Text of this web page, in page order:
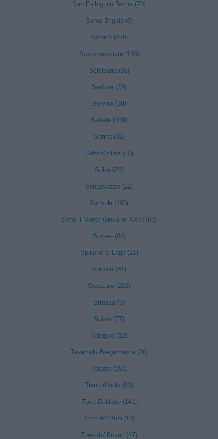
San Pellegrino Terme (73)
Santa Brigida (8)
Sarnico (276)
Scanzorosciate (140)
Schilpario (32)
Sedrina (22)
Selvino (38)
Seriate (409)
Serina (32)
Solto Collina (45)
Solza (23)
Songavazzo (22)
Sorisole (100)
Sotto il Monte Giovanni XXIII (60)
Sovere (84)
Spinone al Lago (21)
Spirano (81)
Stezzano (202)
Strozza (9)
Suisio (77)
Taleggio (12)
Tavernola Bergamasca (26)
Telgate (151)
Terno d'Isola (83)
Torre Boldone (141)
Torre de' Busi (19)
Torre de' Roveri (47)